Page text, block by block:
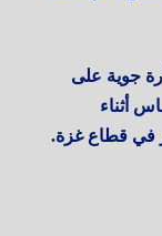
جوية على
أثناء
في قطاع غزة.